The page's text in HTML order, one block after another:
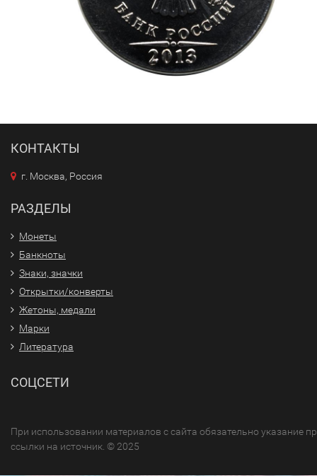
КОНТАКТЫ
г. Москва, Россия
РАЗДЕЛЫ
Монеты
Банкноты
Знаки, значки
Открытки/конверты
Жетоны, медали
Марки
Литература
СОЦСЕТИ
При использовании материалов с сайта обязательно указание
ссылки на источник. © 2025